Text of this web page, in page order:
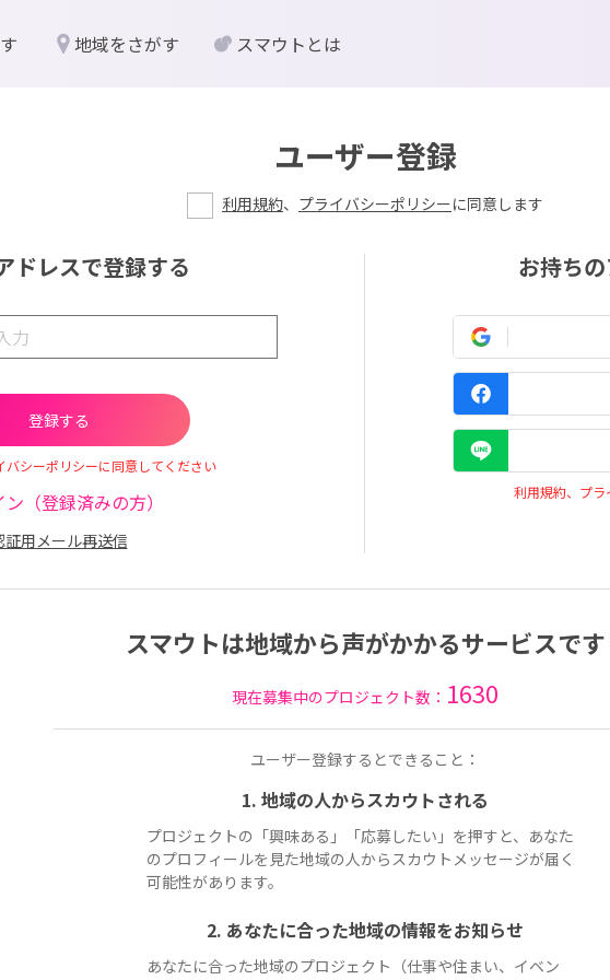
ユーザー登録
利用規約、 プライバシーポリシーに同意します
ドレスで登録する
バシーポリシーに同意してください
（登録済みの方）
証用メール再送信
お持ち
利用規約、プ
スマウトは地域から声がかかるサービスです
現在募集中のプロジェクト数： 1630
ユーザー登録するとできること：
1. 地域の人からスカウトされる
プロジェクトの「興味ある」「応募したい」を押すと、あなた
のプロフィールを見た地域の人からスカウトメッセージが届く
可能性があります。
2. あなたに合った地域の情報をお知らせ
あなたに合った地域のプロジェクト（仕事や住まい、イベン
地域をさがす スマウトとは